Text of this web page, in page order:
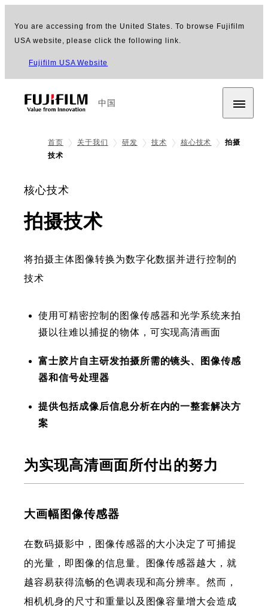
You are accessing from the United States. To browse Fujifilm
USA website, please click the following link.
Fujifilm USA Website
中国
首页 关于我们 研发 技术 核心技术
拍摄
技术
核心技术
拍摄技术
将拍摄主体图像转换为数字化数据并进行控制的
技术
使用可精密控制的图像传感器和光学系统来拍
摄以往难以捕捉的物体，可实现高清画面
富士胶片自主研发拍摄所需的镜头、图像传感
器和信号处理器
提供包括成像后信息分析在内的一整套解决方
案
为实现高清画面所付出的努力
大画幅图像传感器
在数码摄影中，图像传感器的大小决定了可捕捉
的光量，即图像的信息量。图像传感器越大，就
越容易获得流畅的色调表现和高分辨率。然而，
相机机身的尺寸和重量以及图像容量增大会造成